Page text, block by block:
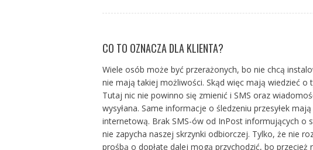
CO TO OZNACZA DLA KLIENTA?
Wiele osób może być przerażonych, bo nie chcą
nie mają takiej możliwości. Skąd więc mają wiedzieć o
Tutaj nic nie powinno się zmienić i SMS oraz
wysyłana. Same informacje o śledzeniu przesyłek
internetową. Brak SMS-ów od InPost informujących o
nie zapycha naszej skrzynki odbiorczej. Tylko, że nie
prośbą o dopłatę dalej mogą przychodzić, bo